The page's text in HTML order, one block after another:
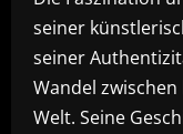
seiner
seiner
Wandel
Welt. Seine